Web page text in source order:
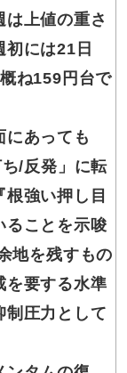
上値の重さ
には21日
ね159円台で
にあっても
/反発」に転
強い押し目
ることを示唆
地を残すもの
を要する水準
制圧力として